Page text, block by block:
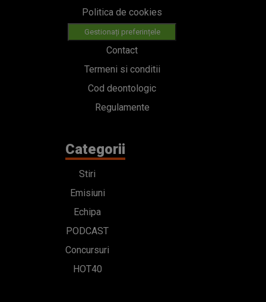
Politica de cookies
Gestionați preferințele
Contact
Termeni si conditii
Cod deontologic
Regulamente
Categorii
Stiri
Emisiuni
Echipa
PODCAST
Concursuri
HOT40